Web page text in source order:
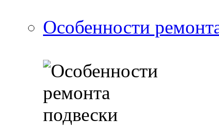
Особенности